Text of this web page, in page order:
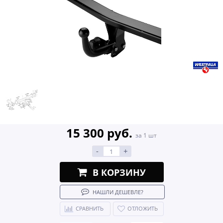
15 300 руб. за 1 шт
- +
В КОРЗИНУ
НАШЛИ ДЕШЕВЛЕ?
СРАВНИТЬ ОТЛОЖИТЬ